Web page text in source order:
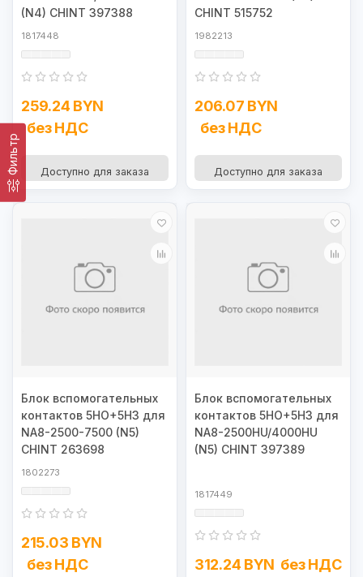
Фильтр
(N4) CHINT 397388
1817448
259.24 BYN
без НДС
Доступно для заказа
CHINT 515752
1982213
206.07 BYN
без НДС
Доступно для заказа
Блок вспомогательных
контактов 5НО+5НЗ для
NA8-2500-7500 (N5)
CHINT 263698
1802273
215.03 BYN
без НДС
Блок вспомогательных
контактов 5НО+5НЗ для
NA8-2500HU/4000HU
(N5) CHINT 397389
1817449
312.24 BYN без НДС